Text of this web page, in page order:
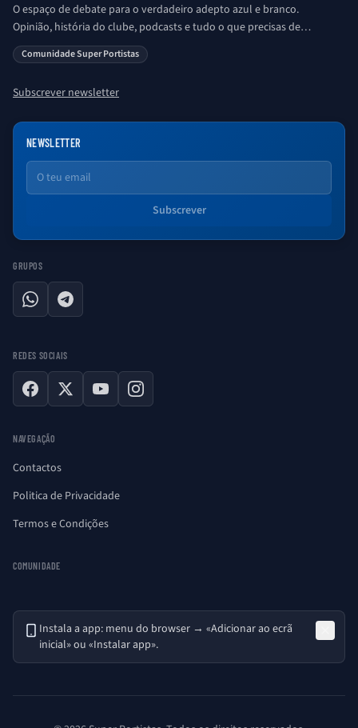
O espaço de debate para o verdadeiro adepto azul e branco.
Opinião, história do clube, podcasts e tudo o que precisas de
saber sobre o universo Porto. Ser Porto é aqui!
Comunidade Super Portistas
Subscrever newsletter
NEWSLETTER
Email
Subscrever
GRUPOS
WhatsAppTelegram
REDES SOCIAIS
Facebook
X YouTubeInstagram
NAVEGAÇÃO
Contactos
Politica de Privacidade
Termos e Condições
COMUNIDADE
Instala a app: menu do browser → «Adicionar ao ecrã
inicial» ou «Instalar app».